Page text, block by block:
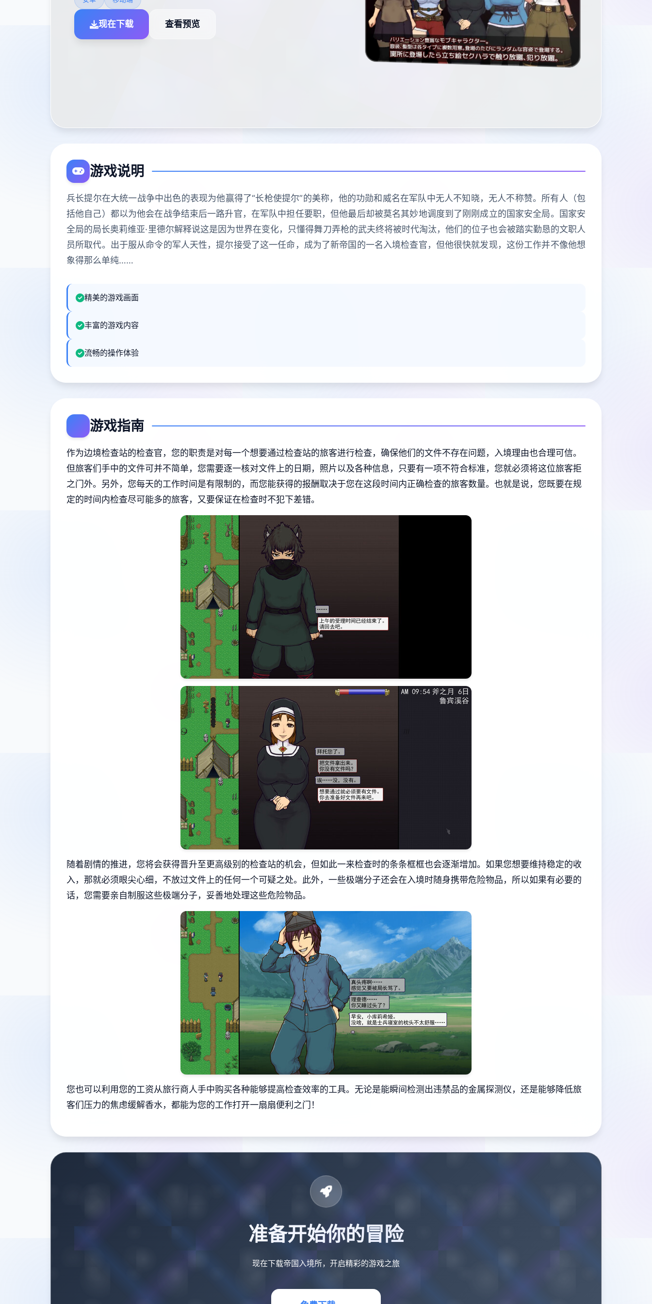
现在下载 查看预览
游戏说明
兵长提尔在大统一战争中出色的表现为他赢得了“长枪使提尔”的美称，他的功勋和威名在军队中无人不知晓，无人不称赞。所有人（包
括他自己）都以为他会在战争结束后一路升官，在军队中担任要职，但他最后却被莫名其妙地调度到了刚刚成立的国家安全局。国家安
全局的局长奥莉维亚·里德尔解释说这是因为世界在变化，只懂得舞刀弄枪的武夫终将被时代淘汰，他们的位子也会被踏实勤恳的文职人
员所取代。出于服从命令的军人天性，提尔接受了这一任命，成为了新帝国的一名入境检查官，但他很快就发现，这份工作并不像他想
象得那么单纯……
精美的游戏画面
丰富的游戏内容
流畅的操作体验
游戏指南
作为边境检查站的检查官，您的职责是对每一个想要通过检查站的旅客进行检查，确保他们的文件不存在问题，入境理由也合理可信。
但旅客们手中的文件可并不简单，您需要逐一核对文件上的日期，照片以及各种信息，只要有一项不符合标准，您就必须将这位旅客拒
之门外。另外，您每天的工作时间是有限制的，而您能获得的报酬取决于您在这段时间内正确检查的旅客数量。也就是说，您既要在规
定的时间内检查尽可能多的旅客，又要保证在检查时不犯下差错。
随着剧情的推进，您将会获得晋升至更高级别的检查站的机会，但如此一来检查时的条条框框也会逐渐增加。如果您想要维持稳定的收
入，那就必须眼尖心细，不放过文件上的任何一个可疑之处。此外，一些极端分子还会在入境时随身携带危险物品，所以如果有必要的
话，您需要亲自制服这些极端分子，妥善地处理这些危险物品。
您也可以利用您的工资从旅行商人手中购买各种能够提高检查效率的工具。无论是能瞬间检测出违禁品的金属探测仪，还是能够降低旅
客们压力的焦虑缓解香水，都能为您的工作打开一扇扇便利之门！
准备开始你的冒险
现在下载帝国入境所，开启精彩的游戏之旅